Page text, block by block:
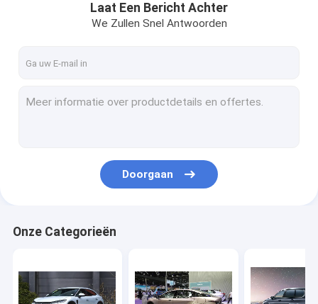
Laat Een Bericht Achter
We Zullen Snel Antwoorden
Doorgaan
Onze Categorieën